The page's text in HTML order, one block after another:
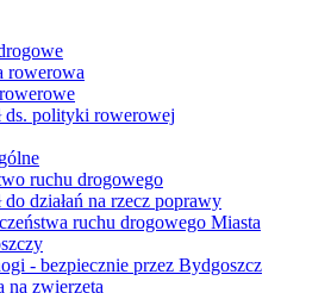
rowerowa
ds. polityki rowerowej
ruchu drogowego
do działań na rzecz poprawy
ruchu drogowego Miasta
- bezpiecznie przez Bydgoszcz
na zwierzęta